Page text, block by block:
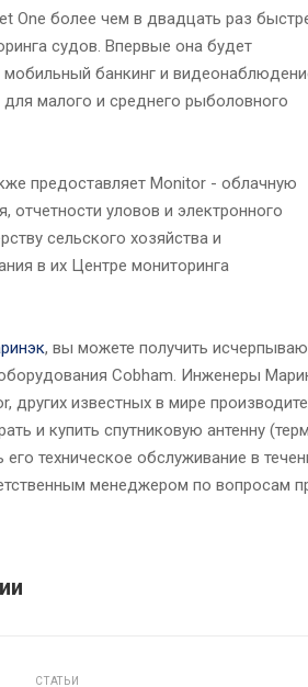
One более чем в двадцать раз
судов. Впервые она будет
банкинг и
малого и среднего рыболовного
предоставляет Monitor - облачную
отчетности уловов и электронного
сельского хозяйства и
в их Центре мониторинга
, вы можете получить
Cobham. Инженеры
других известных в мире
и купить спутниковую антенну
техническое обслуживание в
менеджером по вопросам
СТАТЬИ